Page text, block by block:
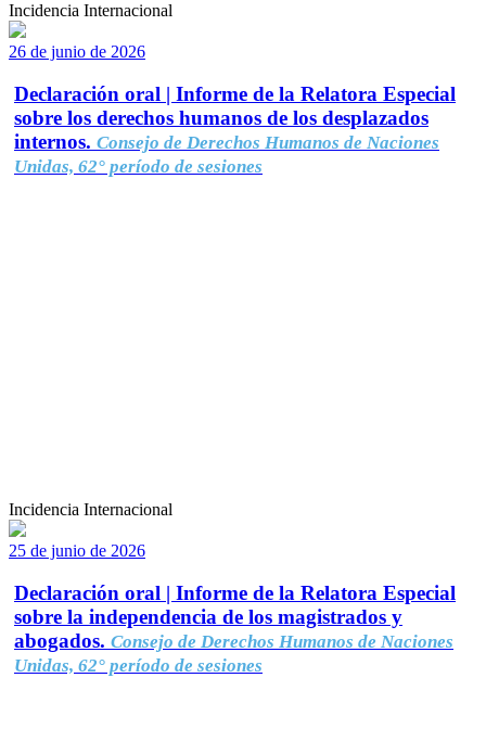
Incidencia Internacional
26 de junio de 2026
Declaración oral | Informe de la Relatora Especial
sobre los derechos humanos de los desplazados
internos. Consejo de Derechos Humanos de Naciones
Unidas, 62° período de sesiones
Incidencia Internacional
25 de junio de 2026
Declaración oral | Informe de la Relatora Especial
sobre la independencia de los magistrados y
abogados. Consejo de Derechos Humanos de Naciones
Unidas, 62° período de sesiones